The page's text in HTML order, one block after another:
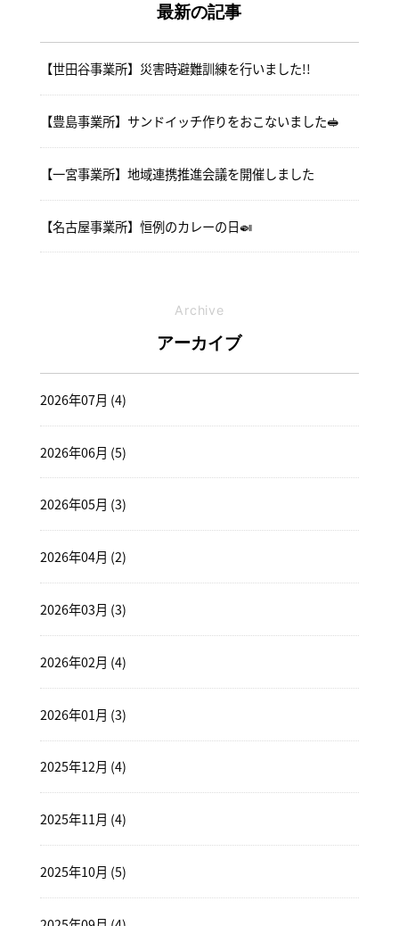
最新の記事
【世田谷事業所】災害時避難訓練を行いました!!
【豊島事業所】サンドイッチ作りをおこないました🥪
【一宮事業所】地域連携推進会議を開催しました
【名古屋事業所】恒例のカレーの日🍛
Archive
アーカイブ
2026年07月 (4)
2026年06月 (5)
2026年05月 (3)
2026年04月 (2)
2026年03月 (3)
2026年02月 (4)
2026年01月 (3)
2025年12月 (4)
2025年11月 (4)
2025年10月 (5)